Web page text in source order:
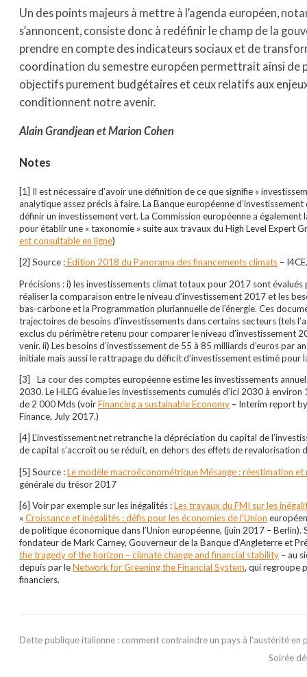
Un des points majeurs à mettre à l’agenda européen,
s’annoncent, consiste donc à redéfinir le champ de la
prendre en compte des indicateurs sociaux et de
coordination du semestre européen permettrait ainsi de
objectifs purement budgétaires et ceux relatifs aux
conditionnent notre avenir.
Alain Grandjean et Marion Cohen
Notes
[1] Il est nécessaire d’avoir une définition de ce que signifie «
analytique assez précis à faire. La Banque européenne
définir un investissement vert. La Commission européenne a
pour établir une « taxonomie » suite aux travaux du High Level Expert
est consultable en ligne)
[2] Source :Edition 2018 du Panorama des financements climats – I4CE.
Précisions : i) les investissements climat totaux pour 2017 sont
réaliser la comparaison entre le niveau d’investissement 2017 et les
bas-carbone et la Programmation pluriannuelle de l’énergie. Ces
trajectoires de besoins d’investissements dans certains secteurs (tels
exclus du périmètre retenu pour comparer le niveau d’investissement
venir. ii) Les besoins d’investissement de 55 à 85 milliards d’euros
initiale mais aussi le rattrapage du déficit d’investissement estimé
[3]
La cour des comptes européenne estime les investissements
2030. Le HLEG évalue les investissements cumulés d’ici 2030 à
de 2 000 Mds (voirFinancing a sustainable Economy – Interim report
Finance, July 2017.)
[4] L’investissement net retranche la dépréciation du capital de
de capital s’accroît ou se réduit, en dehors des effets de revalorisation
[5] Source :Le modèle macroéconométrique Mésange : réestimation
générale du trésor 2017
[6] Voir par exemple sur les inégalités :Les travaux du FMI sur les
«Croissance et inégalités : défis pour les économies de l’Union
de politique économique dans l’Union européenne, (juin 2017 –
fondateur de Mark Carney, Gouverneur de la Banque d’Angleterre et
the tragedy of the horizon – climate change and financial stability – au
depuis par leNetwork for Greening the Financial System, qui regroupe
financiers.
Dette publique italienne : comment contraindre un pays à l’austérité en
Soirée